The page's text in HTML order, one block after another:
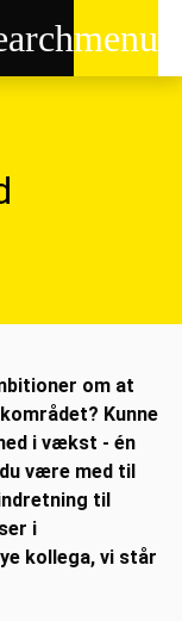
menu
om at
Kunne
i vækst - én
være med til
til
i
kollega, vi står